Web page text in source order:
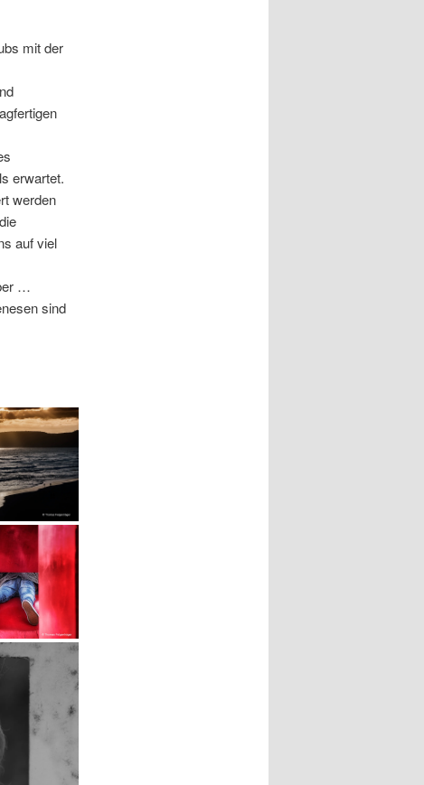
mit der
erwartet.
werden
auf viel
…
sind